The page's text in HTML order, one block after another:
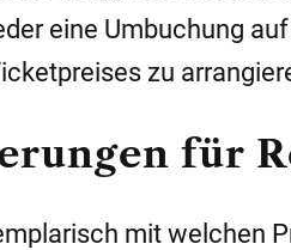
eine Umbuchung
zu
für
mit welchen